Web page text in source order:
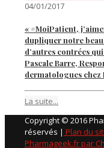
04/01/2017
« #MoiPatient,
dupliquer notre
d’autres contrées
Pascale Barre,
dermatologues chez
La suite...
Copyright © 2016
réservés | Plan du
Pharmageek.fr par